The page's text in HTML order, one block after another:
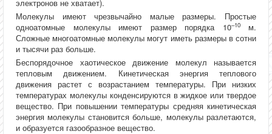
электронов не хватает).
Молекулы имеют чрезвычайно малые размеры. Простые
одноатомные молекулы имеют размер порядка 10–10м.
Сложные многоатомные молекулы могут иметь размеры в сотни
и тысячи раз больше.
Беспорядочное хаотическое движение молекул называется
тепловым движением. Кинетическая энергия теплового
движения растет с возрастанием температуры. При низких
температурах молекулы конденсируются в жидкое или твердое
вещество. При повышении температуры средняя кинетическая
энергия молекулы становится больше, молекулы разлетаются,
и образуется газообразное вещество.